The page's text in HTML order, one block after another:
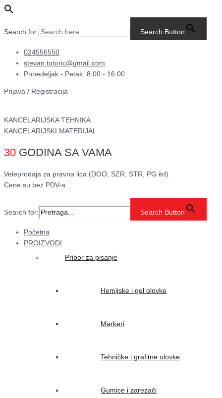
Search for: Search Button
Pređi
024556550
stevan.tutoric@gmail.com
Ponedeljak - Petak: 8:00 - 16:00
Prijava / Registracija
KANCELARIJSKA TEHNIKA
KANCELARIJSKI MATERIJAL
30 GODINA SA VAMA
Veleprodaja za pravna lica (DOO, SZR, STR, PG itd).
Cene su bez PDV-a.
Search for: Search Button
Main
Menu
Početna
PROIZVODI
Pribor za pisanje
Hemijske i gel olovke
Markeri
Tehničke i grafitne olovke
Gumice i zarezači
Tabulir
NCR